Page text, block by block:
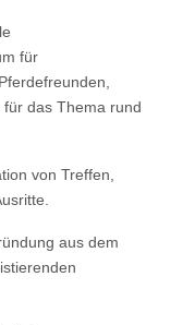
für
das Thema rund
von Treffen,
aus dem